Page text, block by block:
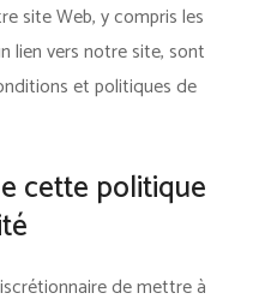
site Web, y compris les
lien vers notre site, sont
et politiques de
cette politique
de mettre à